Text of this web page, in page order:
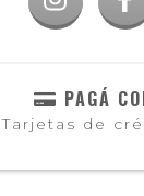
PAGÁ
Tarjetas de